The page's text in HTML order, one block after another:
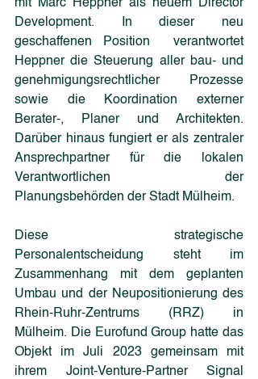
mit Marc Heppner als neuem Director
Development. In dieser neu
geschaffenen Position  verantwortet
Heppner die Steuerung aller bau- und
genehmigungsrechtlicher Prozesse
sowie die Koordination externer
Berater-, Planer und Architekten.
Darüber hinaus fungiert er als zentraler
Ansprechpartner für die lokalen
Verantwortlichen der
Planungsbehörden der Stadt Mülheim.
Diese strategische
Personalentscheidung steht im
Zusammenhang mit dem geplanten
Umbau und der Neupositionierung des
Rhein-Ruhr-Zentrums (RRZ) in
Mülheim. Die Eurofund Group hatte das
Objekt im Juli 2023 gemeinsam mit
ihrem Joint-Venture-Partner Signal